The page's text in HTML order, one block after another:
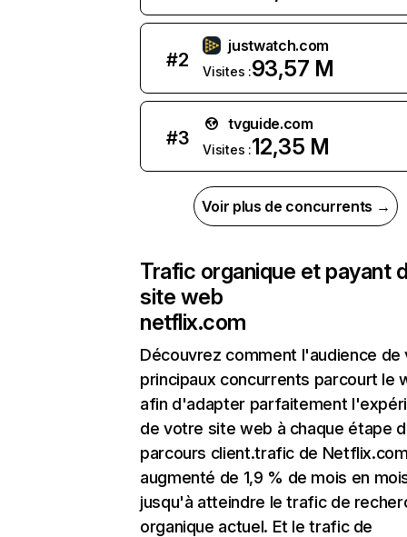
#2
justwatch.com
Visites :93,57 M
#3
tvguide.com
Visites :12,35 M
Voir plus de concurrents →
Trafic organique et payant
site web
netflix.com
Découvrez comment l'audience de
principaux concurrents parcourt le
afin d'adapter parfaitement
de votre site web à chaque étape
parcours client.trafic de
augmenté de 1,9 % de mois en
jusqu'à atteindre le trafic de
organique actuel. Et le trafic de